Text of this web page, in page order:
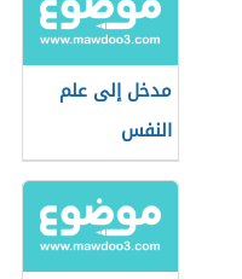
مدخل إلى علم
النفس